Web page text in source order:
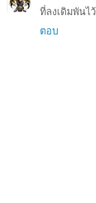
ที่ลงเดิมพันไ
ตอบ